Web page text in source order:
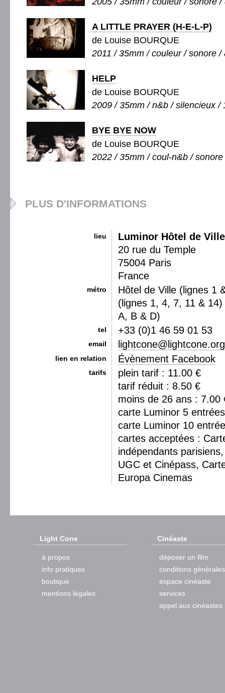
A LITTLE PRAYER (H-E-L-P)
de Louise BOURQUE
2011 / 35mm / couleur / sonore /
HELP
de Louise BOURQUE
2009 / 35mm / n&b / silencieux /
BYE BYE NOW
de Louise BOURQUE
2022 / 35mm / coul-n&b / sonore
PLUS D'INFORMATIONS
lieu
Luminor Hôtel de Ville
20 rue du Temple
75004 Paris
France
métro
Hôtel de Ville (lignes 1
(lignes 1, 4, 7, 11 &
A, B & D)
tel +33 (0)1 46 59 01 53
email lightcone@lightcone.org
lien en relation Évènement Facebook
tarifs
plein tarif : 11.00 €
tarif réduit : 8.50 €
moins de 26 ans : 7.00
carte Luminor 5
carte Luminor 10
cartes acceptées :
indépendants
UGC et Cinépass,
Europa Cinemas
Light Cone
à propos
info pratiques
boutique
mentions légales
Cinéaste
déposer un film
conditions générales
espace cinéaste
services
appel aux cinéastes